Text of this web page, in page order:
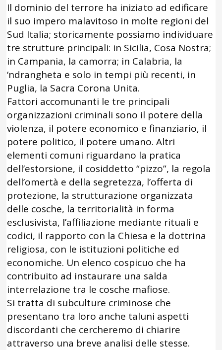
Il dominio del terrore ha iniziato ad edificare
il suo impero malavitoso in molte regioni del
Sud Italia; storicamente possiamo individuare
tre strutture principali: in Sicilia, Cosa Nostra;
in Campania, la camorra; in Calabria, la
‘ndrangheta e solo in tempi più recenti, in
Puglia, la Sacra Corona Unita.
Fattori accomunanti le tre principali
organizzazioni criminali sono il potere della
violenza, il potere economico e finanziario, il
potere politico, il potere umano. Altri
elementi comuni riguardano la pratica
dell’estorsione, il cosiddetto “pizzo”, la regola
dell’omertà e della segretezza, l’offerta di
protezione, la strutturazione organizzata
delle cosche, la territorialità in forma
esclusivista, l’affiliazione mediante rituali e
codici, il rapporto con la Chiesa e la dottrina
religiosa, con le istituzioni politiche ed
economiche. Un elenco cospicuo che ha
contribuito ad instaurare una salda
interrelazione tra le cosche mafiose.
Si tratta di subculture criminose che
presentano tra loro anche taluni aspetti
discordanti che cercheremo di chiarire
attraverso una breve analisi delle stesse.